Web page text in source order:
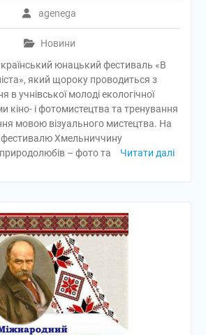
agenega
Новини
юнацький фестиваль «В
який щороку проводиться з
учнівської молоді екологічної
кіно- і фотомистецтва та тренування
мовою візуального мистецтва. На
фестивалю Хмельниччину
– фото та
Читати далі